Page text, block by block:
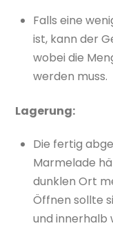
Falls eine
ist, kann der
wobei die
werden muss.
Lagerung:
Die fertig
Marmelade
dunklen Ort
Öffnen sollte
und innerhalb